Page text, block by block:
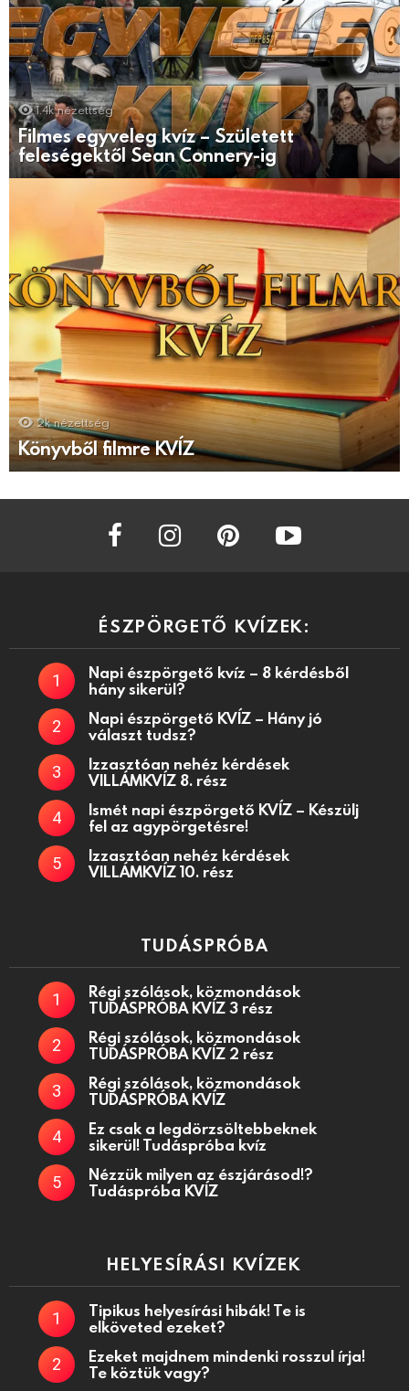
1.4k nézettség
Filmes egyveleg kvíz – Született
feleségektől Sean Connery-ig
2k nézettség
Könyvből filmre KVÍZ
facebook instagram
ÉSZPÖRGETŐ KVÍZEK:
Napi észpörgető kvíz – 8 kérdésből
hány sikerül?
Napi észpörgető KVÍZ – Hány jó
választ tudsz?
Izzasztóan nehéz kérdések
VILLÁMKVÍZ 8. rész
Ismét napi észpörgető KVÍZ – Készülj
fel az agypörgetésre!
Izzasztóan nehéz kérdések
VILLÁMKVÍZ 10. rész
TUDÁSPRÓBA
Régi szólások, közmondások
TUDÁSPRÓBA KVÍZ 3 rész
Régi szólások, közmondások
TUDÁSPRÓBA KVÍZ 2 rész
Régi szólások, közmondások
TUDÁSPRÓBA KVÍZ
Ez csak a legdörzsöltebbeknek
sikerül! Tudáspróba kvíz
Nézzük milyen az észjárásod!?
Tudáspróba KVÍZ
HELYESÍRÁSI KVÍZEK
Tipikus helyesírási hibák! Te is
elköveted ezeket?
Ezeket majdnem mindenki rosszul írja!
Te köztük vagy?